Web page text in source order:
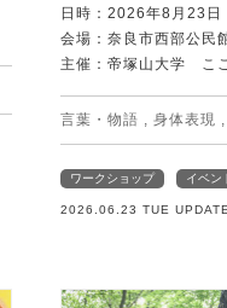
日時：2026年8月23日
会場：奈良市西部公民
主催：帝塚山大学 こ
言葉・物語 身体表現
ワークショップ イベン
2026.06.23 TUE